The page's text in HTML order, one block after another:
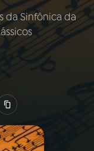
VIVO
da Sinfônica da